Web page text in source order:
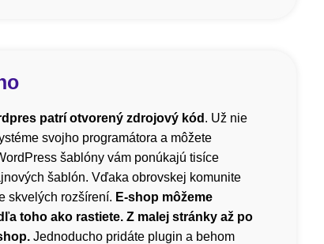
patrí otvorený zdrojový kód . Už nie
svojho programátora a môžete
šablóny vám ponúkajú tisíce
šablón. Vďaka obrovskej komunite
skvelých rozšírení. E-shop môžeme
toho ako rastiete. Z malej stránky až po
Jednoducho pridáte plugin a behom